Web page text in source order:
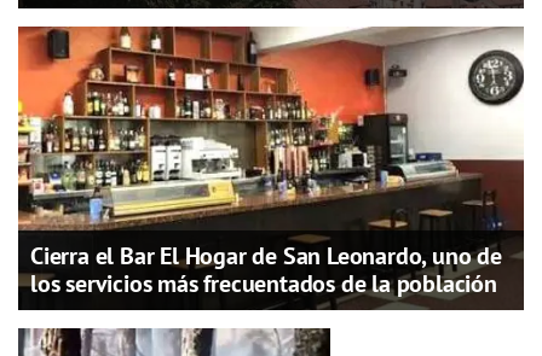
Cierra el Bar El Hogar de San Leonardo, uno de
los servicios más frecuentados de la población